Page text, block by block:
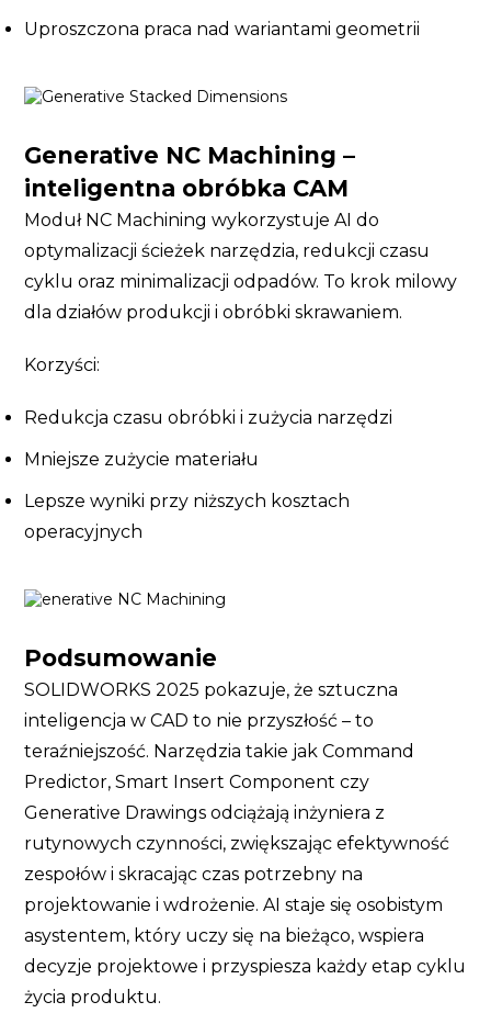
Uproszczona praca nad wariantami geometrii
Generative NC Machining –
inteligentna obróbka CAM
Moduł NC Machining wykorzystuje AI do
optymalizacji ścieżek narzędzia, redukcji czasu
cyklu oraz minimalizacji odpadów. To krok milowy
dla działów produkcji i obróbki skrawaniem.
Korzyści:
Redukcja czasu obróbki i zużycia narzędzi
Mniejsze zużycie materiału
Lepsze wyniki przy niższych kosztach
operacyjnych
Podsumowanie
SOLIDWORKS 2025 pokazuje, że sztuczna
inteligencja w CAD to nie przyszłość – to
teraźniejszość. Narzędzia takie jak Command
Predictor, Smart Insert Component czy
Generative Drawings odciążają inżyniera z
rutynowych czynności, zwiększając efektywność
zespołów i skracając czas potrzebny na
projektowanie i wdrożenie. AI staje się osobistym
asystentem, który uczy się na bieżąco, wspiera
decyzje projektowe i przyspiesza każdy etap cyklu
życia produktu.